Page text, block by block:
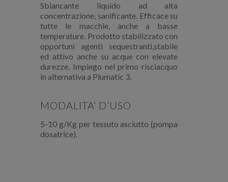
Sbiancante liquido ad alta
concentrazione, sanificante. Efficace su
tutte le macchie, anche a basse
temperature. Prodotto stabilizzato con
opportuni agenti sequestranti,stabile
ed attivo anche su acque con elevate
durezze. Impiego nel primo risciacquo
in alternativa a Plumatic 3.
MODALITA’ D’USO
5-10 g/Kg per tessuto asciutto (pompa
dosatrice).